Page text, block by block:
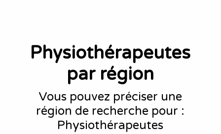
Physiothérapeutes
par région
Vous pouvez préciser une
région de recherche pour :
Physiothérapeutes